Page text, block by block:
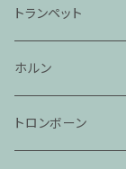
トランペット
ホルン
トロンボーン